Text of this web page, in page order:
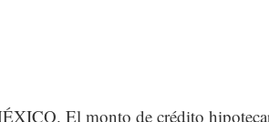
El monto de crédito